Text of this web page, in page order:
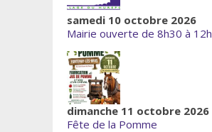
samedi 10 octobre 2026
Mairie ouverte de 8h30 à 12h
dimanche 11 octobre 2026
Fête de la Pomme